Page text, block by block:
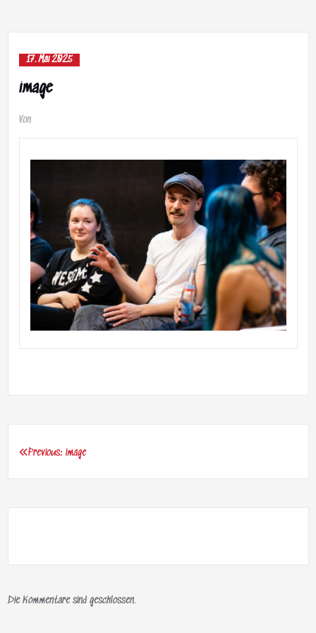
17. Mai 2025
image
Von
Beitragsnavigation
Previous: image
Die Kommentare sind geschlossen.